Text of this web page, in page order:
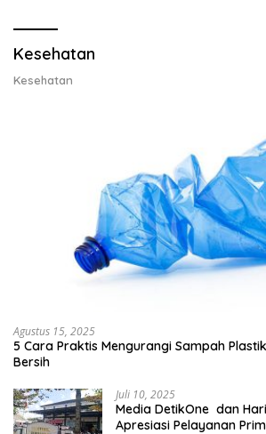
Kesehatan
Kesehatan
Agustus 15, 2025
5 Cara Praktis Mengurangi Sampah
Bersih
Juli 10, 2025
Media DetikOne dan
Apresiasi Pelayanan